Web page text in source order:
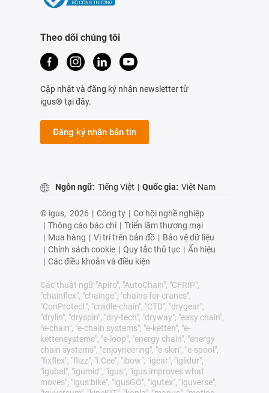
Theo dõi chúng tôi
Cập nhật và đăng ký nhận newsletter từ
igus® tại đây.
Đăng ký nhận bản tin
Ngôn ngữ: Tiếng Việt | Quốc gia: Việt Nam
© igus, 2026 | Công ty | Cơ hội nghề nghiệp
| Thông cáo báo chí | Triển lãm thương mại
| Mua hàng | Vị trí trên bản đồ | Bảo vệ dữ liệu
| Chính sách cookie | Quy tắc thủ tục | Ấn hiệu
| Các điều khoản và điều kiện
Các thuật ngữ "Apiro", "AutoChain", "CFRIP",
"chainflex", "chainge", "chains for cranes",
"ConProtect", "cradle-chain", "CTD", "drygear",
"drylin", "dryspin", "dry-tech", "dryway", "easy chain",
"e-chain", "e-chain systems", "e-ketten", "e-
kettensysteme", "e-loop", "energy chain", "energy
chain systems", "enjoyneering", "e-skin", "e-spool",
"fixflex", "flizz", "i.Cee", "ibow", "igear", "iglidur",
"igubal", "igumid", "igus", "igus improves what
moves", "igus:bike", "igusGO", "igutex", "iguverse",